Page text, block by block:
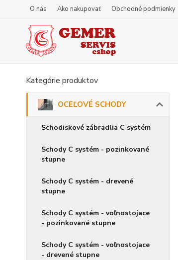
O nás Ako nakupovať Obchodné podmienky
Kategórie produktov
OCEĽOVÉ SCHODY
Schodiskové zábradlia C systém
Schody C systém - pozinkované
stupne
Schody C systém - drevené
stupne
Schody C systém - voľnostojace
- pozinkované stupne
Schody C systém - voľnostojace
- drevené stupne